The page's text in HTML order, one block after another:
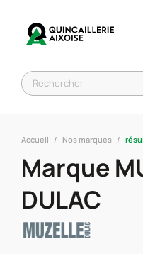
Accueil Nos marques
Marque
DULAC